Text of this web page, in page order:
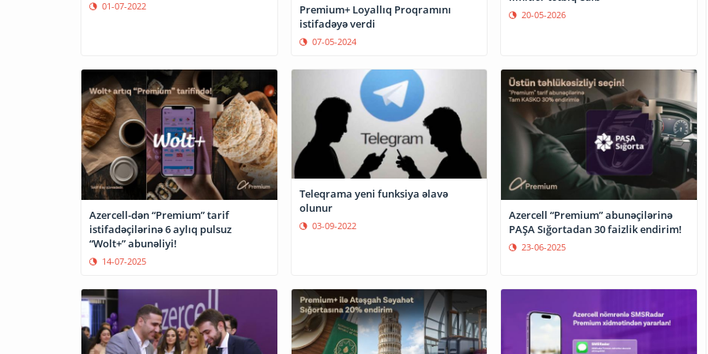
01-07-2022
Premium+ Loyallıq Proqramını
istifadəyə verdi
07-05-2024
20-05-2026
Azercell-dən “Premium” tarif
istifadəçilərinə 6 aylıq pulsuz
“Wolt+” abunəliyi!
14-07-2025
Teleqrama yeni funksiya əlavə
olunur
03-09-2022
Azercell “Premium” abunəçilərinə
PAŞA Sığortadan 30 faizlik endirim!
23-06-2025